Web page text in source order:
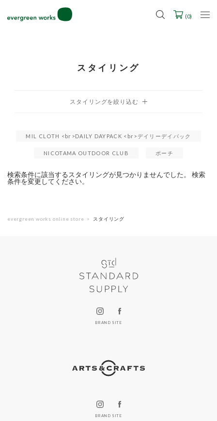
2027年ご入学用ランドセル受注会スケジュール
(0)
スタイリング
MIL CLOTH <br>DAILY DAYPACK <br>デイリーデイパック
NICOTAMA OUTDOOR CLUB ポーチ
検索条件に該当するスタイリングが見つかりませんでした。 検索
条件を変更してください。
evergreen works online store スタイリング
BRAND SITE
BRAND SITE